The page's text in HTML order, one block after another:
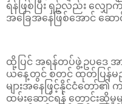
ရန်ဖြစ်ပြီး ရှဉ့်လည်း လျှေ
အခြေအနေဖြစ်အောင် ဆော
ထို့ပြင် အရန်တပ်ဖွဲ့ဥပဒ
ယနေ့တွင် စတင် ထုတ်ပြန်မည်
များအနေဖြင့်နိုင်ငံတော်
ထမ်းဆောင်ရန် တောင်းဆိုမှု